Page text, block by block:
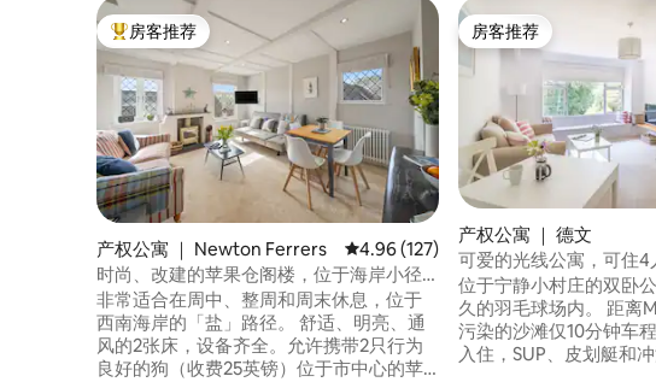
热门「房客推荐」
房客推荐
产权公寓 ｜ Newton Ferrers 平均评分 4.96 分（满分 5 分），共
4.96 (127)
时尚、改建的苹果仓阁楼，位于海岸小径
上的农业有机区域（AONB）
非常适合在周中、整周和周末休息，位于
西南海岸的「盐」路径。 舒适、明亮、通
风的2张床，设备齐全。允许携带2只行为
良好的狗（收费25英镑）位于市中心的苹
房客推荐
房客推荐
产权公寓 ｜ 德文
可爱的光线公寓，可住4
位于宁静小村庄的双卧
久的羽毛球场内。 距离
污染的沙滩仅10分钟车
入住，SUP、皮划艇和